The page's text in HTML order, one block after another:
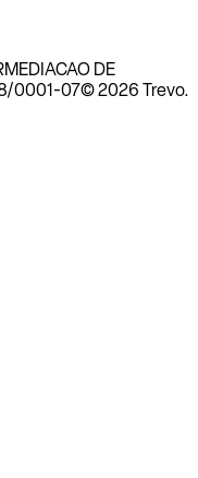
DE
0001-07© 2026 Trevo.